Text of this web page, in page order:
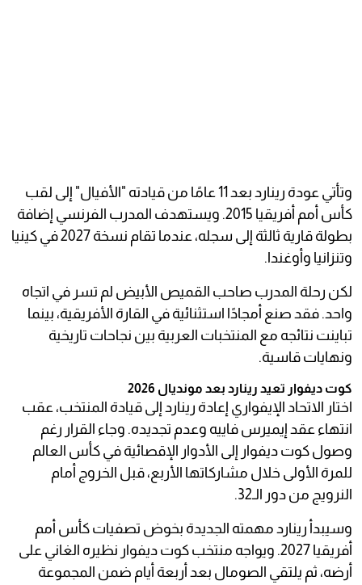
وتأتي عودة رينارد بعد 11 عامًا من قيادته "الأفيال" إلى لقب
كأس أمم أفريقيا 2015. ويستهدف المدرب الفرنسي إضافة
بطولة قارية ثالثة إلى سجله، عندما تقام نسخة 2027 في كينيا
وتنزانيا وأوغندا.
لكن رحلة المدرب صاحب القميص الأبيض لم تسر في اتجاه
واحد. فقد صنع أمجادًا استثنائية في القارة الأفريقية، بينما
تباينت نتائجه مع المنتخبات العربية بين نجاحات تاريخية
ونهايات قاسية.
كوت ديفوار تعيد رينارد بعد مونديال 2026
اختار الاتحاد الإيفواري إعادة رينارد إلى قيادة المنتخب، عقب
انتهاء عقد إيميرس فاييه وعدم تجديده. وجاء القرار رغم
وصول كوت ديفوار إلى الأدوار الإقصائية في كأس العالم
للمرة الأولى خلال مشاركاتها الأربع، قبل الخروج أمام
النرويج من دور الـ32.
وسيبدأ رينارد مهمته الجديدة بخوض تصفيات كأس أمم
أفريقيا 2027. ويواجه منتخب كوت ديفوار نظيره الغاني على
أرضه، ثم يلتقي الصومال بعد أربعة أيام ضمن المجموعة